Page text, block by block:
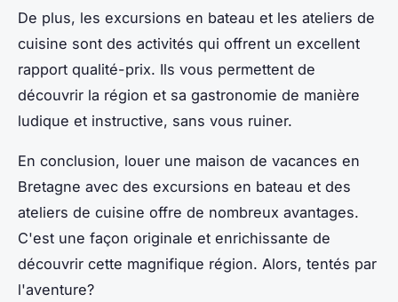
De plus, les excursions en bateau et les ateliers de
cuisine sont des activités qui offrent un excellent
rapport qualité-prix. Ils vous permettent de
découvrir la région et sa gastronomie de manière
ludique et instructive, sans vous ruiner.
En conclusion, louer une maison de vacances en
Bretagne avec des excursions en bateau et des
ateliers de cuisine offre de nombreux avantages.
C'est une façon originale et enrichissante de
découvrir cette magnifique région. Alors, tentés par
l'aventure?